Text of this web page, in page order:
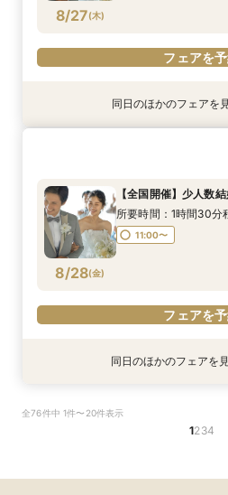
8/27(木)
フェアを
8/27( )
【平日クイック60分
同日のほかのフェアを
8/28(金)
【全国開催】少人数
所要時間：1時間30分
11:00〜
フェアを
8/28
沖縄リゾート挙式
8/28
所要時間：1時間30分
8/28
フォトキャンペーン
同日のほかのフェアを
全76件中 1件〜20件表示
1234